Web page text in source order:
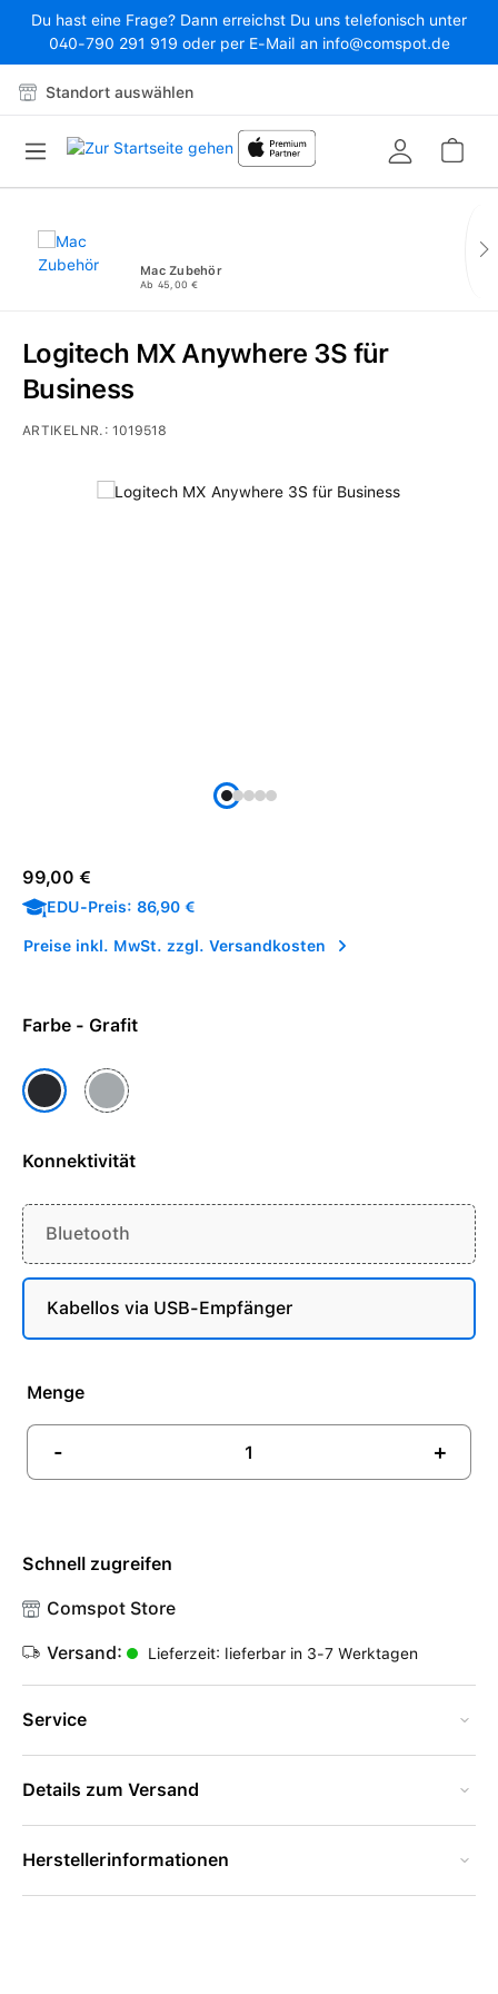
Zum Hauptinhalt springen
Du hast eine Frage? Dann erreichst Du uns telefonisch unter
040-790 291 919 oder per E-Mail an info@comspot.de
Standort auswählen
Mac Zubehör
Ab 45,00 €
Bildergalerie überspringen
Logitech MX Anywhere 3S für
Business
ARTIKELNR.:1019518
Verkaufspreis:
Regulärer Preis:
99,00 €
EDU-Preis: 86,90 €
Preise inkl. MwSt. zzgl. Versandkosten
Farbe - Grafit
Grafit Hellgrau
Konnektivität
Bluetooth
Kabellos via USB-Empfänger
Menge
- +
Schnell zugreifen
Comspot Store
Versand: Lieferzeit: lieferbar in 3-7 Werktagen
Service
Details zum Versand
Herstellerinformationen